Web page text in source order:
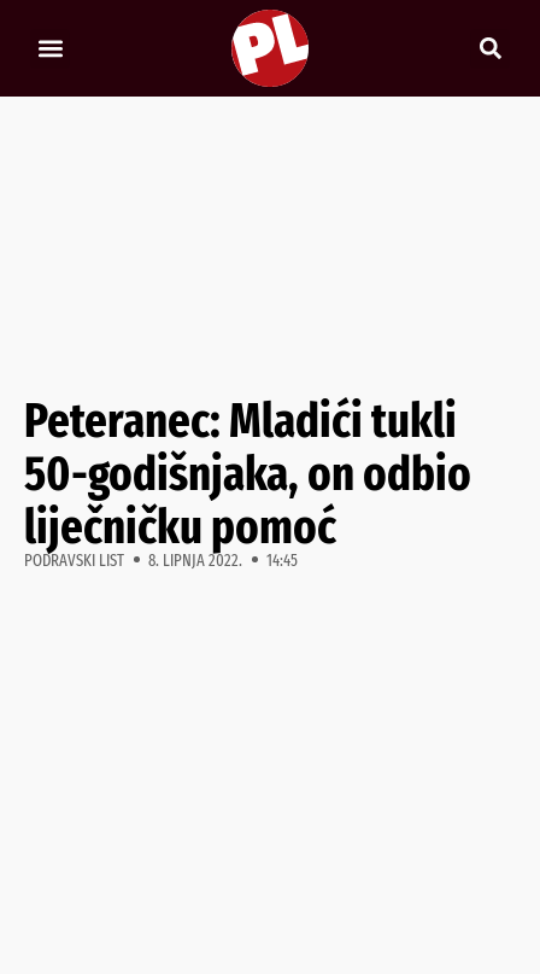
Peteranec: Mladići tukli
50-godišnjaka, on odbio
liječničku pomoć
PODRAVSKI LIST 8. LIPNJA 2022. 14:45